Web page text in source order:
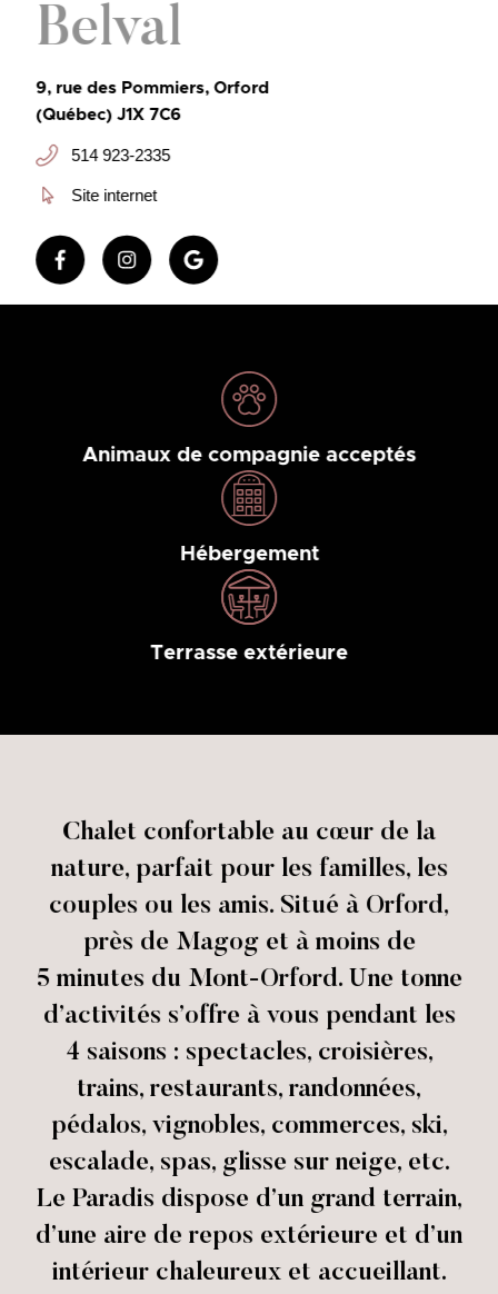
Belval
9, rue des Pommiers, Orford
(Québec) J1X 7C6
514 923-2335
Site internet
Animaux de compagnie acceptés
Hébergement
Terrasse extérieure
Chalet confortable au cœur de la
nature, parfait pour les familles, les
couples ou les amis. Situé à Orford,
près de Magog et à moins de
5 minutes du Mont-Orford. Une tonne
d’activités s’offre à vous pendant les
4 saisons : spectacles, croisières,
trains, restaurants, randonnées,
pédalos, vignobles, commerces, ski,
escalade, spas, glisse sur neige, etc.
Le Paradis dispose d’un grand terrain,
d’une aire de repos extérieure et d’un
intérieur chaleureux et accueillant.